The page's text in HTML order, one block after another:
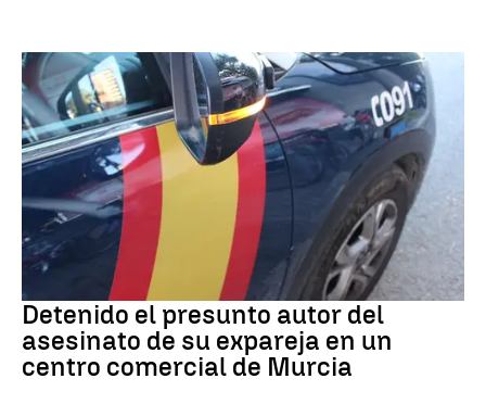
Detenido el presunto autor del
asesinato de su expareja en un
centro comercial de Murcia